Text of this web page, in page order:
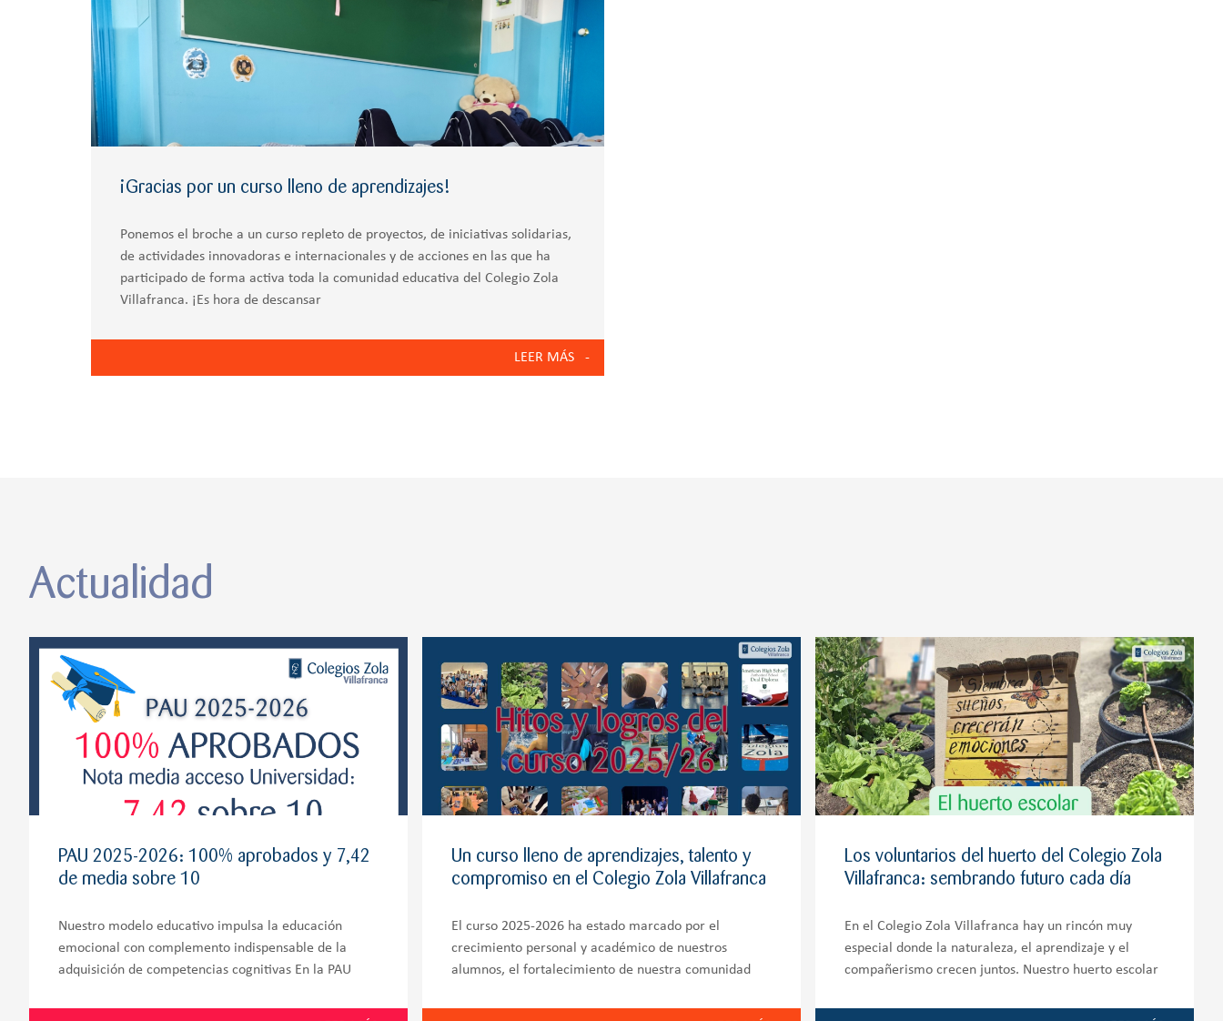
¡Gracias por un curso lleno de aprendizajes!
Ponemos el broche a un curso repleto de proyectos, de iniciativas solidarias,
de actividades innovadoras e internacionales y de acciones en las que ha
participado de forma activa toda la comunidad educativa del Colegio Zola
Villafranca. ¡Es hora de descansar
LEER MÁS
Actualidad
PAU 2025-2026: 100% aprobados y 7,42
de media sobre 10
Nuestro modelo educativo impulsa la educación
emocional con complemento indispensable de la
adquisición de competencias cognitivas En la PAU
Un curso lleno de aprendizajes, talento y
compromiso en el Colegio Zola Villafranca
El curso 2025-2026 ha estado marcado por el
crecimiento personal y académico de nuestros
alumnos, el fortalecimiento de nuestra comunidad
Los voluntarios del huerto del Colegio Zola
Villafranca: sembrando futuro cada día
En el Colegio Zola Villafranca hay un rincón muy
especial donde la naturaleza, el aprendizaje y el
compañerismo crecen juntos. Nuestro huerto escolar